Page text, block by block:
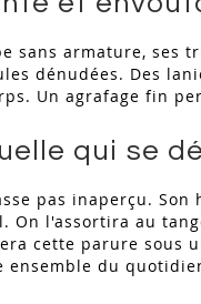
sans armature,
dénudées. Des
Un agrafage fin
qui se
pas inaperçu.
On l'assortira au
cette parure sous
du